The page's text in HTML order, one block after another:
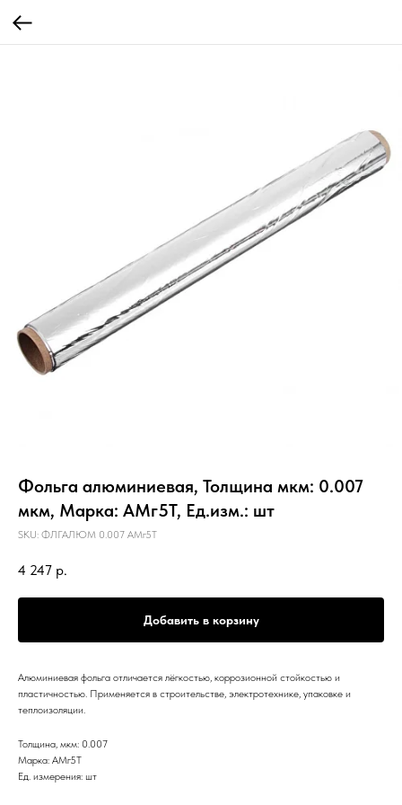
Фольга алюминиевая, Толщина мкм: 0.007
мкм, Марка: АМг5Т, Ед.изм.: шт
SKU: ФЛГАЛЮМ 0.007 АМг5Т
4 247 р.
Добавить в корзину
Алюминиевая фольга отличается лёгкостью, коррозионной стойкостью и
пластичностью. Применяется в строительстве, электротехнике, упаковке и
теплоизоляции.
Толщина, мкм: 0.007
Марка: АМг5Т
Ед. измерения: шт